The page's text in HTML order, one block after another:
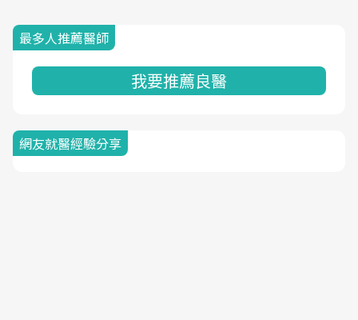
最多人推薦醫師
我要推薦良醫
網友就醫經驗分享